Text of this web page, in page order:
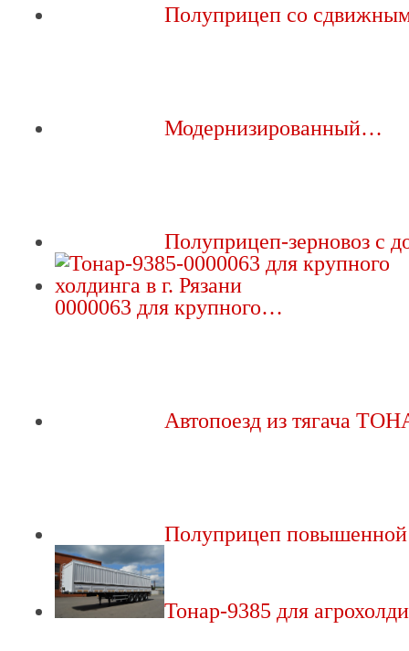
Полуприцеп со
Модернизированный…
Полуприцеп-зерновоз с
0000063 для крупного…
Автопоезд из тягача
Полуприцеп
Тонар-9385 для